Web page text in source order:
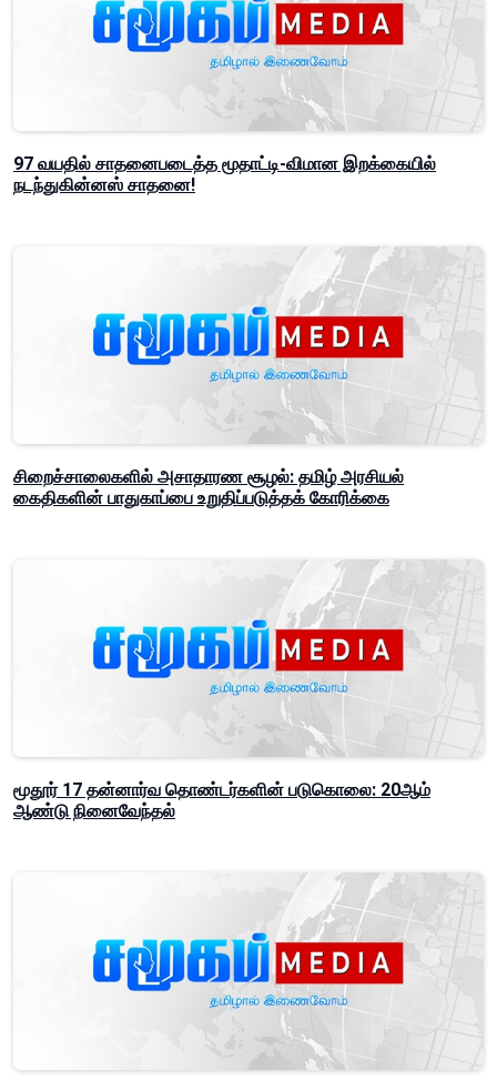
97 வயதில் சாதனைபடைத்த மூதாட்டி-விமான இறக்கையில்
நடந்துகின்னஸ் சாதனை!
சிறைச்சாலைகளில் அசாதாரண சூழல்: தமிழ் அரசியல்
கைதிகளின் பாதுகாப்பை உறுதிப்படுத்தக் கோரிக்கை
மூதூர் 17 தன்னார்வ தொண்டர்களின் படுகொலை: 20ஆம்
ஆண்டு நினைவேந்தல்